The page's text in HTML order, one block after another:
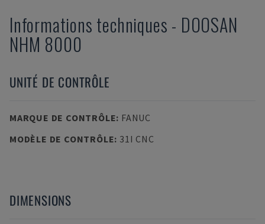
Informations techniques - DOOSAN
NHM 8000
UNITÉ DE CONTRÔLE
MARQUE DE CONTRÔLE: FANUC
MODÈLE DE CONTRÔLE: 31I CNC
DIMENSIONS